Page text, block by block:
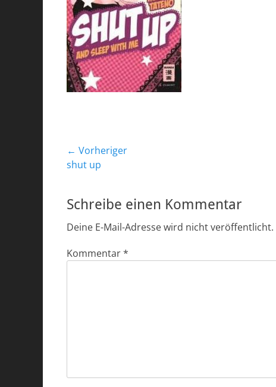
Beitragsnavigation
← Vorheriger
Vorheriger
shut up
Schreibe einen Kommentar
Deine E-Mail-Adresse wird nicht veröffentlicht.
Kommentar*